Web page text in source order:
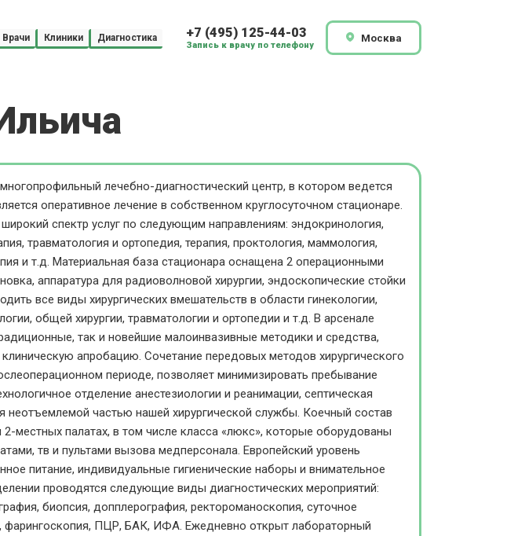
Врачи Клиники Диагностика +7 (495) 125-44-03
Запись к врачу по телефону
Москва
лечебно-диагностический центр, в котором ведется
оперативное лечение в собственном круглосуточном стационаре.
спектр услуг по следующим направлениям: эндокринология,
травматология и ортопедия, терапия, проктология, маммология,
и т.д. Материальная база стационара оснащена 2 операционными
аппаратура для радиоволновой хирургии, эндоскопические стойки
все виды хирургических вмешательств в области гинекологии,
общей хирургии, травматологии и ортопедии и т.д. В арсенале
так и новейшие малоинвазивные методики и средства,
апробацию. Сочетание передовых методов хирургического
периоде, позволяет минимизировать пребывание
отделение анестезиологии и реанимации, септическая
неотъемлемой частью нашей хирургической службы. Коечный состав
местных палатах, в том числе класса «люкс», которые оборудованы
тв и пультами вызова медперсонала. Европейский уровень
питание, индивидуальные гигиенические наборы и внимательное
проводятся следующие виды диагностических мероприятий:
биопсия, допплерография, ректороманоскопия, суточное
фарингоскопия, ПЦР, БАК, ИФА. Ежедневно открыт лабораторный